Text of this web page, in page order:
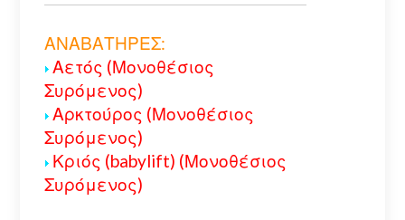
ΑΝΑΒΑΤΗΡΕΣ:
Αετός (Μονοθέσιος
Συρόμενος)
Αρκτούρος (Μονοθέσιος
Συρόμενος)
Κριός (babylift) (Μονοθέσιος
Συρόμενος)